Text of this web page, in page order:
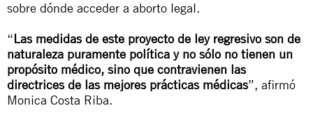
sobre dónde acceder a aborto legal.
“Las medidas de este proyecto de ley regresivo son de
naturaleza puramente política y no sólo no tienen un
propósito médico, sino que contravienen las
directrices de las mejores prácticas médicas”, afirmó
Monica Costa Riba.